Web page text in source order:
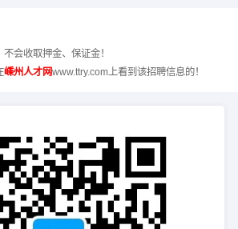
会收取押金、保证金！
嵊州人才网www.ttry.com上看到该招聘信息的！